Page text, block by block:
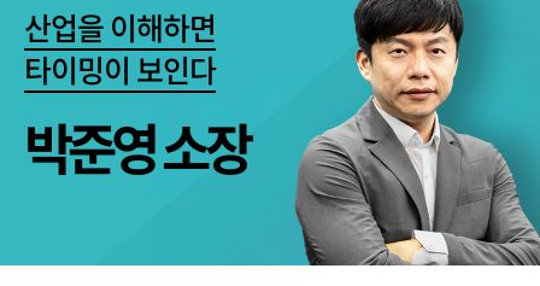
제약바이오 1+1 패키지
산업을 이해하면
타이밍이 보인다
박준영 소장